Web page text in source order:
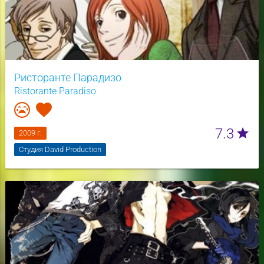
Ристоранте Парадизо
Ristorante Paradiso
7.3 star
2009 г.
Студия David Production